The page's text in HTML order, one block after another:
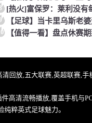
回放,五大联赛,英超联赛,手
高清流畅播放,覆盖手机与
粹英式足球魅力。